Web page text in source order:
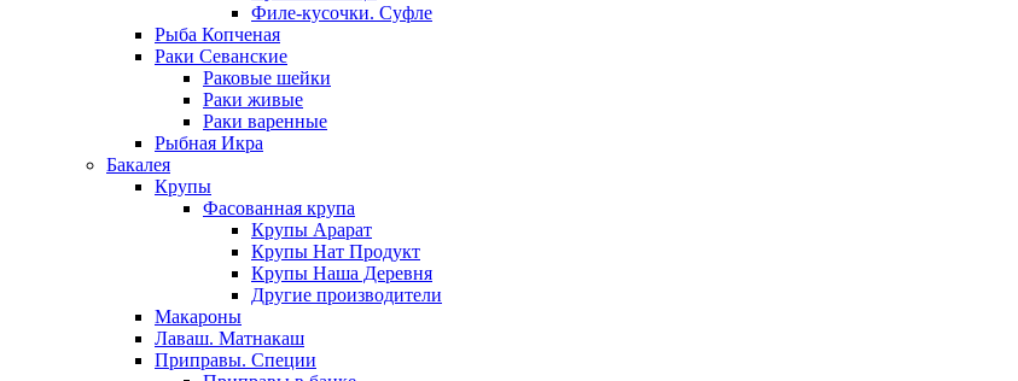
Филе-кусочки. Суфле
Рыба Копченая
Раки Севанские
Раковые шейки
Раки живые
Раки варенные
Рыбная Икра
Бакалея
Крупы
Фасованная крупа
Крупы Арарат
Крупы Нат Продукт
Крупы Наша Деревня
Другие производители
Макароны
Лаваш. Матнакаш
Приправы. Специи